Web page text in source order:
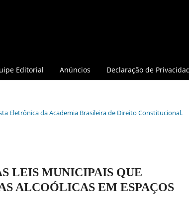
Editorial Anúncios Declaração de
Eletrônica da Academia Brasileira de Direito Constitucional.
LEIS MUNICIPAIS QUE
ALCOÓLICAS EM ESPAÇOS